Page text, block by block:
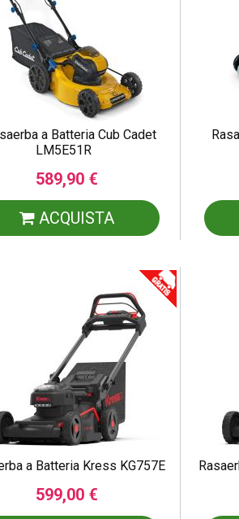
a Batteria Cub Cadet
LM5E51R
589,90 €
ACQUISTA
a Batteria Kress KG757E
599,00 €